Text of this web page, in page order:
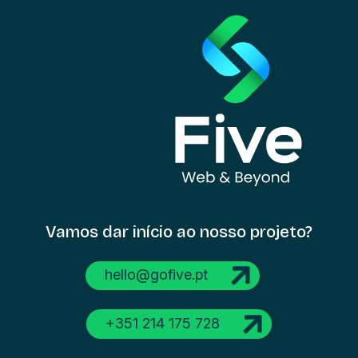
Vamos dar início ao nosso projeto?
hello@gofive.pt
+351 214 175 728